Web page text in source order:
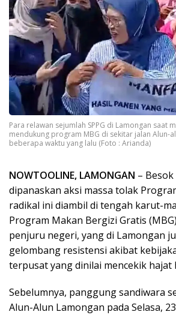
Para relawan sejumlah SPPG di Lamongan saat
mendukung program MBG di sekitar jalan Alun-
beberapa waktu yang lalu (Foto : Arianda)
NOWTOOLINE, ​LAMONGAN –
dipanaskan aksi massa tolak
radikal ini diambil di tengah karut-
Program Makan Bergizi Gratis
penjuru negeri, yang di Lamongan
gelombang resistensi akibat
terpusat yang dinilai mencekik hajat
​Sebelumnya, panggung sandiwara
Alun-Alun Lamongan pada Selasa,